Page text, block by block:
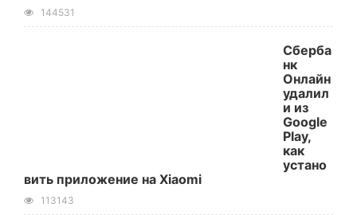
144531
Сберба
нк
Онлайн
удалил
и из
Google
Play,
как
устано
вить приложение на Xiaomi
113143